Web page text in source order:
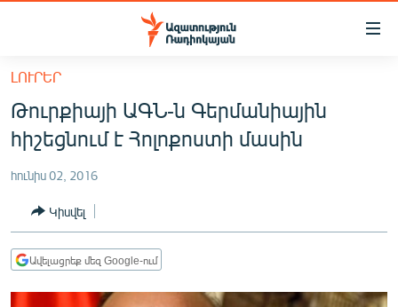
Մատչելիության
հիմնական
բովանդակությանը
Անցնել
հիմնական
մենյուին
ՀԱՅԱՍՏԱՆ
ՔԱՂԱՔԱԿԱՆ
ԸՆՏՐՈՒԹՅՈՒՆՆԵՐ 2026
ԻՐԱՎՈՒՆՔ
ՀԱՍԱՐԱԿՈՒԹՅՈՒՆ
ԼՈՒՐԵՐ
Թուրքիայի ԱԳՆ-ն Գերմանիային
հիշեցնում է Հոլոքոստի մասին
հունիս 02, 2016
Կիսվել
Ավելացրեք մեզ Google-ում